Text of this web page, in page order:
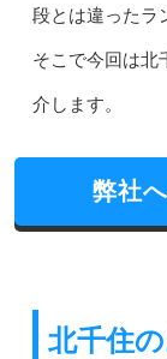
段とは違ったラ
そこで今回は北
介します。
弊社
北千住